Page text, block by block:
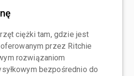
ciężki tam, gdzie jest
przez Ritchie
rozwiązaniom
bezpośrednio do